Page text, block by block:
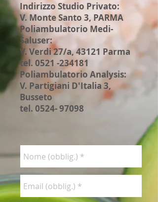
Indirizzo Studio Privato:
V. Monte Santo 3, PARMA
Poliambulatorio Medi-
Saluser:
V. Verdi 27/a, 43121 Parma
tel. 0521 -234181
Poliambulatorio Analysis:
V. Partigiani D'Italia 3,
Busseto
tel. 0524- 97098